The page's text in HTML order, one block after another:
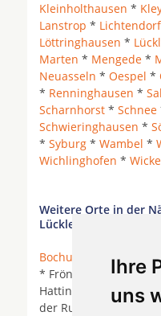
Ihre
uns
Kleinholthausen *
Lanstrop * Lichtendorf
Löttringhausen *
Marten * Mengede *
Neuasseln * Oespel *
* Renninghausen *
Scharnhorst * Schnee
Schwieringhausen *
* Syburg * Wambel *
Wichlinghofen *
Weitere Orte in der
Lücklemberg
Bochum Castrop-
* Fröndenberg/Ruhr *
Hattingen an der
der Ruhr *
Herne *